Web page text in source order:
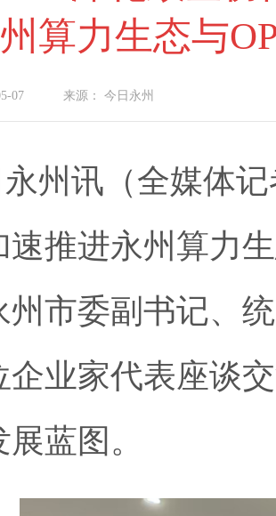
算力生态与
07 来源： 今日永州
州讯（全媒体
速推进永州算力
州市委副书记、
企业家代表座谈
蓝图。